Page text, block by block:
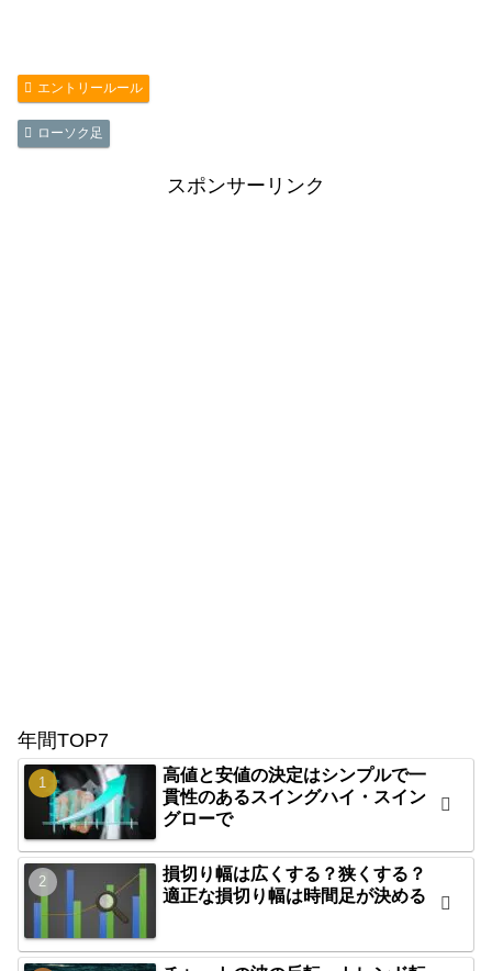
エントリールール
ローソク足
スポンサーリンク
年間TOP7
高値と安値の決定はシンプルで一
貫性のあるスイングハイ・スイン
グローで
損切り幅は広くする？狭くする？
適正な損切り幅は時間足が決める